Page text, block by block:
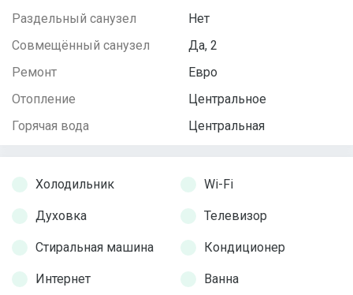
Раздельный санузел
Нет
Совмещённый санузел
Да, 2
Ремонт
Евро
Отопление
Центральное
Горячая вода
Центральная
Холодильник
Духовка
Стиральная машина
Интернет
Wi-Fi
Телевизор
Кондиционер
Ванна